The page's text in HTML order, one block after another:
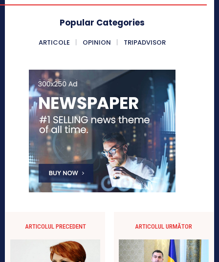
Popular Categories
ARTICOLE OPINION TRIPADVISOR
ARTICOLUL PRECEDENT ARTICOLUL URMĂTOR